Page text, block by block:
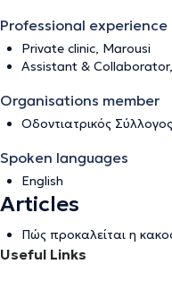
Professional experience
Private clinic, Marousi
Assistant &
Organisations member
Οδοντιατρικός
Spoken languages
English
Articles
Πώς προκαλείται η
Useful Links